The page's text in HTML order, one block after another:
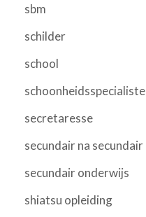
sbm
schilder
school
schoonheidsspecialiste
secretaresse
secundair na secundair
secundair onderwijs
shiatsu opleiding